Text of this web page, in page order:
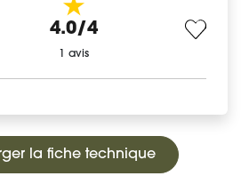
4.0/4
1 avis
la fiche technique